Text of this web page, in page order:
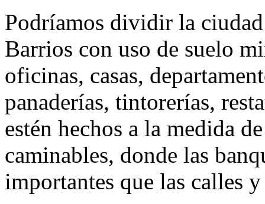
Podríamos dividir la
Barrios con uso de suelo
oficinas, casas,
panaderías, tintorerías,
estén hechos a la medida
caminables, donde las
importantes que las calles